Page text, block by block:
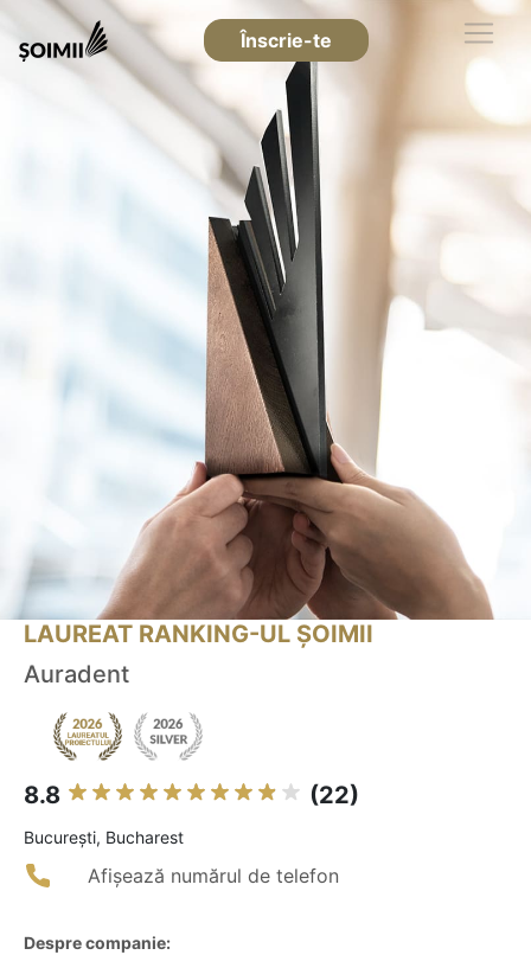
Înscrie-te
LAUREAT RANKING-UL ȘOIMII
Auradent
8.8 (22)
Bucureşti, Bucharest
Afișează numărul de telefon
Despre companie: